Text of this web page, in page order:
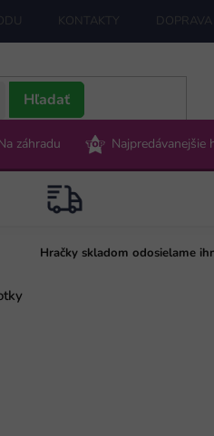
KONTAKTY
Hľadať
záhradu Najpredávanejšie
Hračky skladom odosielame